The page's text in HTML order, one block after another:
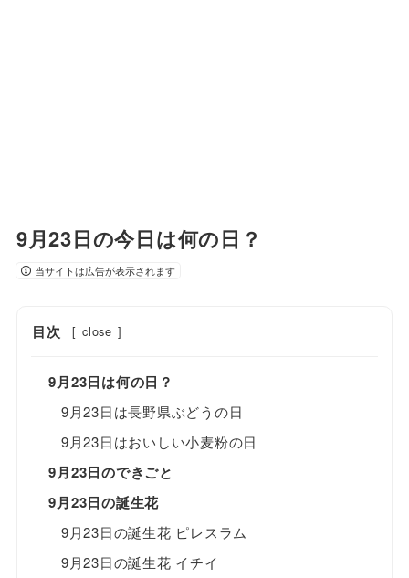
9月23日の今日は何の日？
当サイトは広告が表示されます
目次 [ close ]
9月23日は何の日？
9月23日は長野県ぶどうの日
9月23日はおいしい小麦粉の日
9月23日のできごと
9月23日の誕生花
9月23日の誕生花 ピレスラム
9月23日の誕生花 イチイ